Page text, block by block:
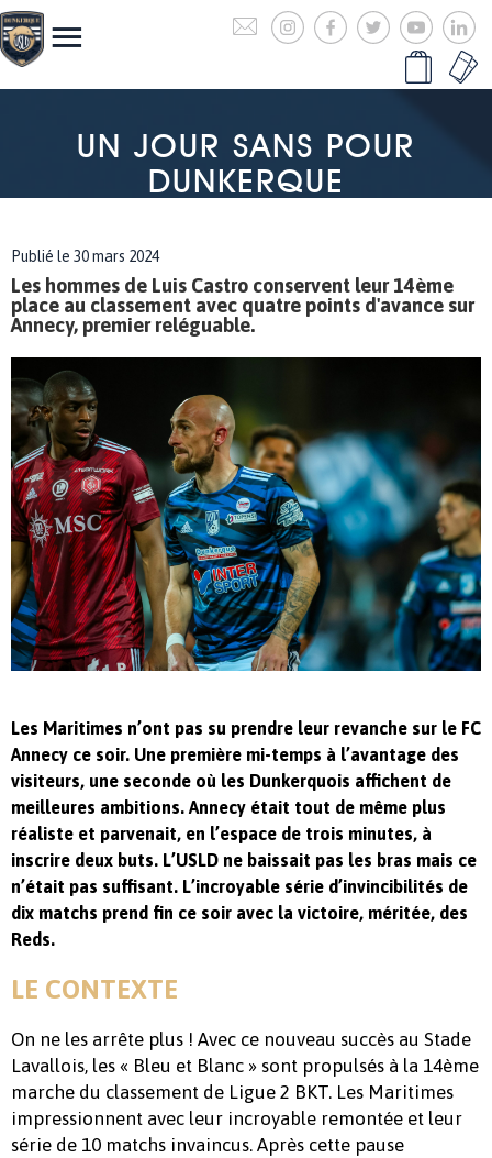
UN JOUR SANS POUR
DUNKERQUE
Publié le 30 mars 2024
Les hommes de Luis Castro conservent leur 14ème
place au classement avec quatre points d'avance sur
Annecy, premier reléguable.
Les Maritimes n’ont pas su prendre leur revanche sur le FC
Annecy ce soir. Une première mi-temps à l’avantage des
visiteurs, une seconde où les Dunkerquois affichent de
meilleures ambitions. Annecy était tout de même plus
réaliste et parvenait, en l’espace de trois minutes, à
inscrire deux buts. L’USLD ne baissait pas les bras mais ce
n’était pas suffisant. L’incroyable série d’invincibilités de
dix matchs prend fin ce soir avec la victoire, méritée, des
Reds.
LE CONTEXTE
On ne les arrête plus ! Avec ce nouveau succès au Stade
Lavallois, les « Bleu et Blanc » sont propulsés à la 14ème
marche du classement de Ligue 2 BKT. Les Maritimes
impressionnent avec leur incroyable remontée et leur
série de 10 matchs invaincus. Après cette pause